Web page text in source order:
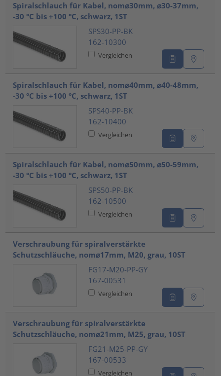
Spiralschlauch für Kabel, nom⌀30mm, ⌀30-37mm,
-30 °C bis +100 °C, schwarz, 1ST
SPS30-PP-BK
162-10300
Vergleichen
Spiralschlauch für Kabel, nom⌀40mm, ⌀40-48mm,
-30 °C bis +100 °C, schwarz, 1ST
SPS40-PP-BK
162-10400
Vergleichen
Spiralschlauch für Kabel, nom⌀50mm, ⌀50-59mm,
-30 °C bis +100 °C, schwarz, 1ST
SPS50-PP-BK
162-10500
Vergleichen
Verschraubung für spiralverstärkte
Schutzschläuche, nom⌀17mm, M20, grau, 10ST
FG17-M20-PP-GY
167-00531
Vergleichen
Verschraubung für spiralverstärkte
Schutzschläuche, nom⌀21mm, M25, grau, 10ST
FG21-M25-PP-GY
167-00533
Vergleichen